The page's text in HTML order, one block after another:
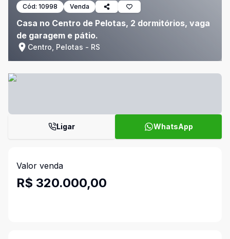
Cód: 10998 Venda
Casa no Centro de Pelotas, 2 dormitórios, vaga
de garagem e pátio.
Centro, Pelotas - RS
Ligar WhatsApp
Valor venda
R$ 320.000,00